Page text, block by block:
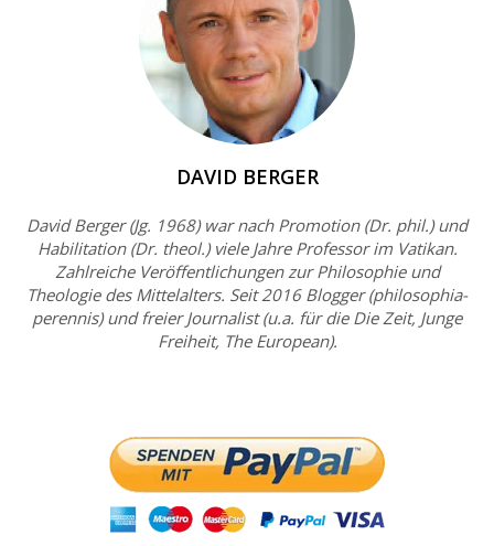
DAVID BERGER
David Berger (Jg. 1968) war nach Promotion (Dr. phil.) und
Habilitation (Dr. theol.) viele Jahre Professor im Vatikan.
Zahlreiche Veröffentlichungen zur Philosophie und
Theologie des Mittelalters. Seit 2016 Blogger (philosophia-
perennis) und freier Journalist (u.a. für die Die Zeit, Junge
Freiheit, The European).